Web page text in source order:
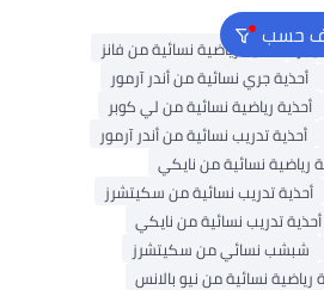
حسبأحذية رياضية نسائية من فانز
أحذية جري نسائية من أندر آرمور
أحذية رياضية نسائية من لي كوبر
أحذية تدريب نسائية من أندر آرمور
رياضية نسائية من نايكي
أحذية تدريب نسائية من سكيتشرز
أحذية تدريب نسائية من نايكي
شبشب نسائي من سكيتشرز
رياضية نسائية من نيو بالانس